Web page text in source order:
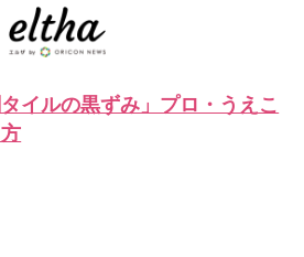
イルの黒ずみ」プロ・うえこ